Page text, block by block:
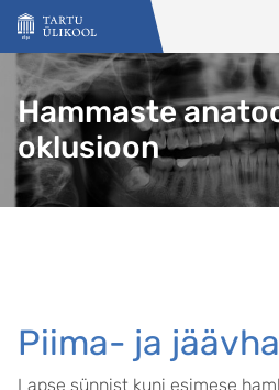
Liigu edasi põhisisu juurde
Hammaste
oklusioon
Piima- ja
Lapse sünnist kuni esimese